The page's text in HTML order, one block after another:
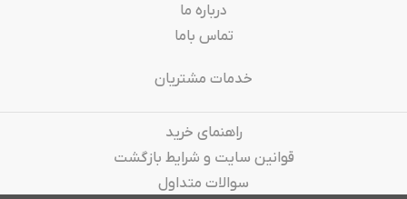
درباره‌ ما
تماس باما
خدمات مشتریان
راهنمای خرید
قوانین سایت و شرایط بازگشت
سوالات متداول